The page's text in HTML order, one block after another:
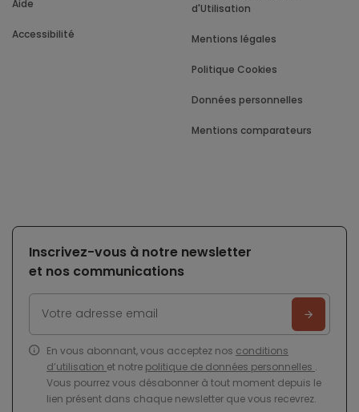
Aide
Accessibilité
d'Utilisation
Mentions légales
Politique Cookies
Données personnelles
Mentions comparateurs
Inscrivez-vous à notre newsletter
et nos communications
En vous abonnant, vous acceptez nos conditions
d’utilisation et notre politique de données personnelles .
Vous pourrez vous désabonner à tout moment depuis le
lien présent dans chaque newsletter que vous recevrez.